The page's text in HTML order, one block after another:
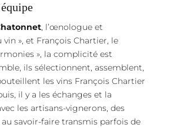
, l’œnologue et
vin », et François Chartier, le
», la complicité est
ils sélectionnent, assemblent,
les vins François Chartier
il y a les échanges et la
les artisans-vignerons, des
savoir-faire transmis parfois de